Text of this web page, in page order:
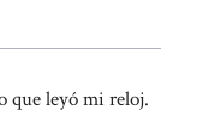
que leyó mi reloj.